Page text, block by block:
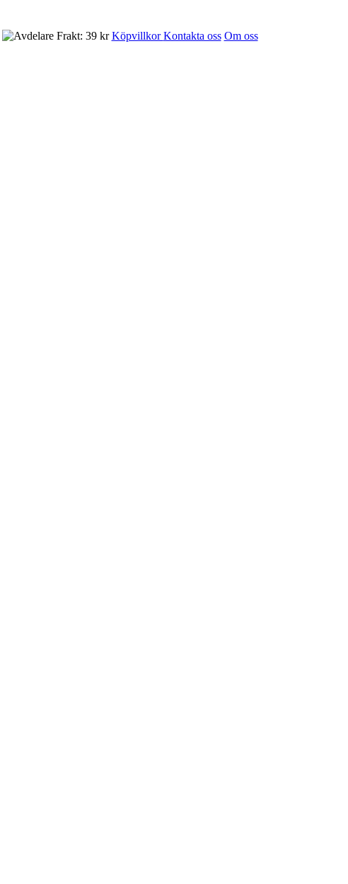
Frakt: 39 krKöpvillkorKontakta oss Om oss